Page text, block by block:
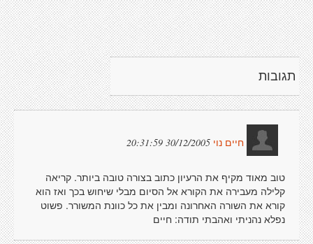
תגובות
חיים נוי 30/12/2005 20:31:59
טוב מאוד מקיף את הרעיון כתוב בצורה טובה ביותר. קריאה
קלילה מעבירה את הקורא אל הסיום מבלי שיחוש בכך ואז הוא
קורא את השורה האחרונה ומבין את כל כוונת המשורר. פשוט
נפלא נהניתי ואהבתי תודה: חיים